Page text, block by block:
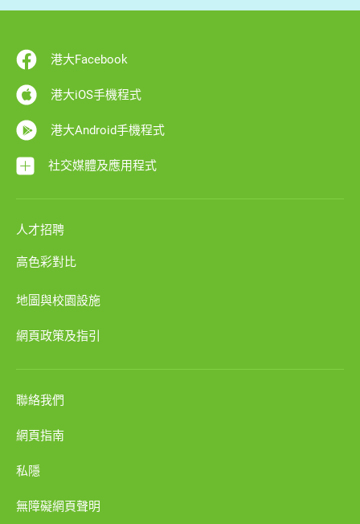
港大Facebook
港大iOS手機程式
港大Android手機程式
社交媒體及應用程式
人才招聘
高色彩對比
地圖與校園設施
網頁政策及指引
聯絡我們
網頁指南
私隱
無障礙網頁聲明